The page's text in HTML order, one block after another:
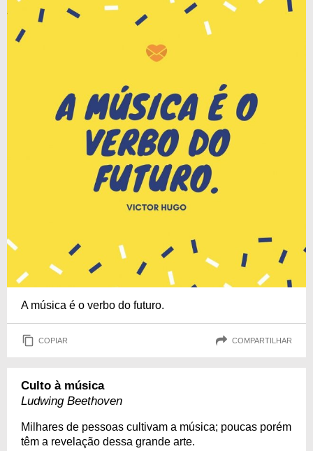
A música é o verbo do futuro.
COPIAR COMPARTILHAR
Culto à música
Ludwing Beethoven
Milhares de pessoas cultivam a música; poucas porém
têm a revelação dessa grande arte.